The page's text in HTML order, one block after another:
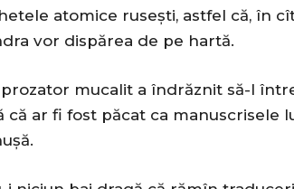
atomice rusești, astfel că, în
vor dispărea de pe hartă.
mucalit a îndrăznit să-l
că ar fi fost păcat ca manuscrisele